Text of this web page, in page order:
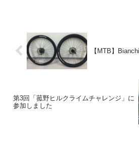
【MTB】
第3回「菰野ヒルクライムチャレンジ」に
参加しました